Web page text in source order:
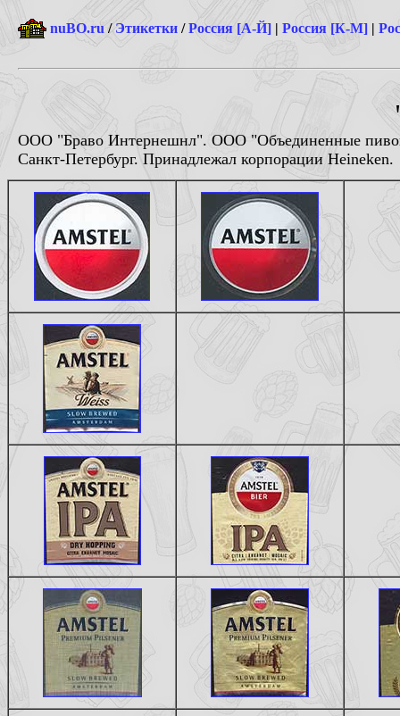
nuBO.ru /Этикетки /Россия [А-Й] | Россия [К-М] |
ООО "Браво Интернешнл". ООО "Объединенные
Санкт-Петербург. Принадлежал корпорации Heineken.